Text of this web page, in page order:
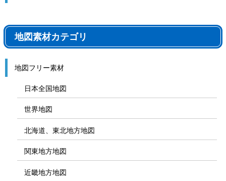
地図素材カテゴリ
地図フリー素材
日本全国地図
世界地図
北海道、東北地方地図
関東地方地図
近畿地方地図